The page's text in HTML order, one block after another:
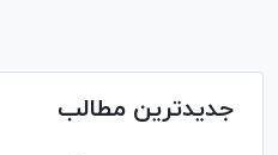
جدیدترین مطالب